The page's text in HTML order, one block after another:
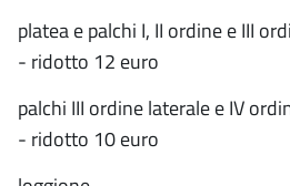
platea e palchi I, II ordine e III
- ridotto 12 euro
palchi III ordine laterale e
- ridotto 10 euro